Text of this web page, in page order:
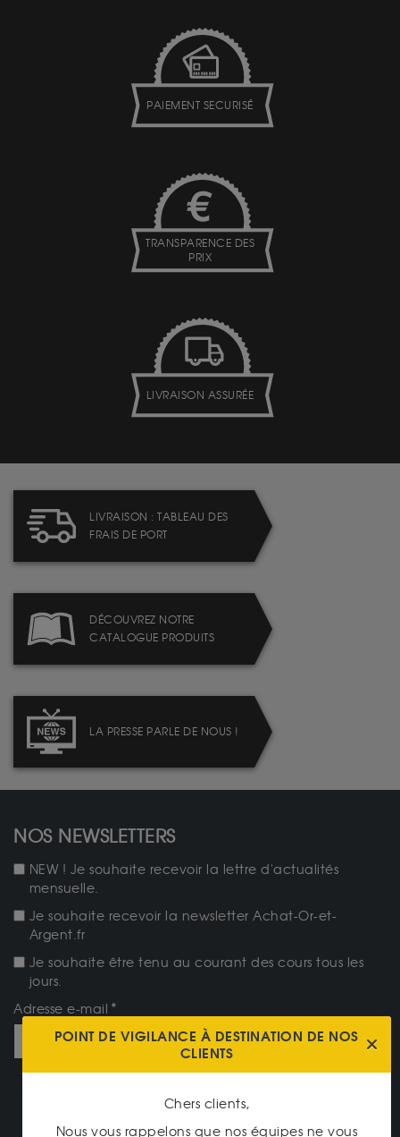
PAIEMENT SECURISÉ
TRANSPARENCE DES
PRIX
LIVRAISON ASSURÉE
LIVRAISON : TABLEAU DES
FRAIS DE PORT
DÉCOUVREZ NOTRE
CATALOGUE PRODUITS
LA PRESSE PARLE DE NOUS !
NOS NEWSLETTERS
NEW ! Je souhaite recevoir la lettre d'actualités
mensuelle.
Je souhaite recevoir la newsletter Achat-Or-et-
Argent.fr
Je souhaite être tenu au courant des cours tous les
jours.
Adresse e-mail
POINT DE VIGILANCE À DESTINATION DE NOS
CLIENTS
Chers clients,
Nous vous rappelons que nos équipes ne vous